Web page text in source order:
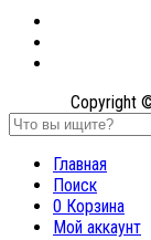
Copyright
Главная
Поиск
0 Корзина
Мой аккаунт